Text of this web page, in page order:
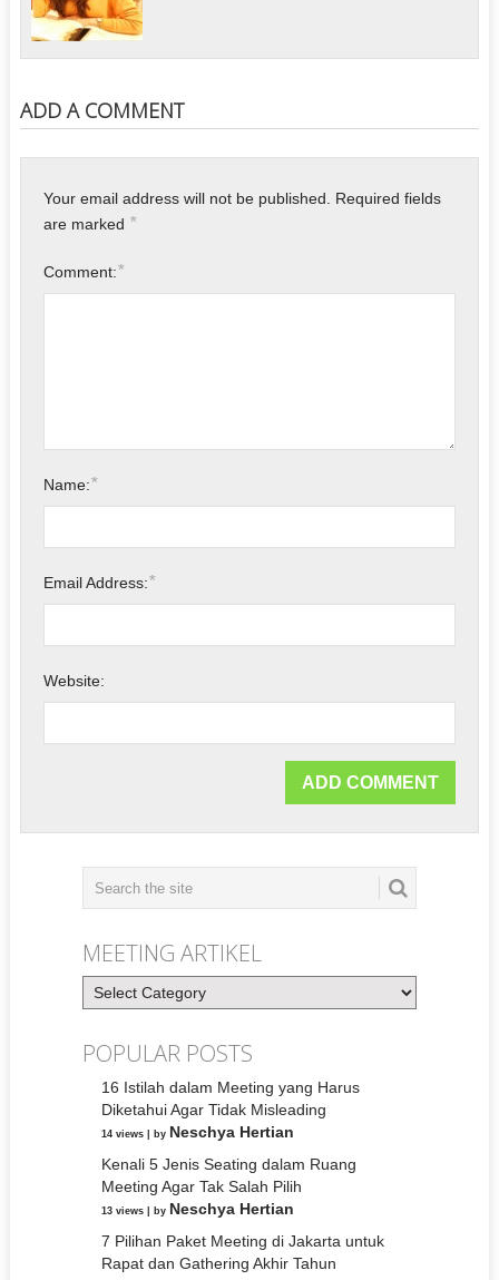
ADD A COMMENT
Your email address will not be published.
Required fields
are marked *
Comment:*
Name:*
Email Address:*
Website:
MEETING ARTIKEL
Meeting
Artikel
POPULAR POSTS
16 Istilah dalam Meeting yang Harus
Diketahui Agar Tidak Misleading
14 views| by Neschya Hertian
Kenali 5 Jenis Seating dalam Ruang
Meeting Agar Tak Salah Pilih
13 views| by Neschya Hertian
7 Pilihan Paket Meeting di Jakarta untuk
Rapat dan Gathering Akhir Tahun